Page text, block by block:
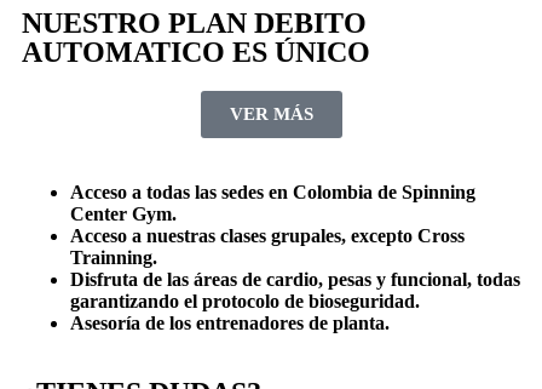
NUESTRO PLAN DEBITO
AUTOMATICO ES ÚNICO
VER MÁS
Acceso a todas las sedes en Colombia de Spinning
Center Gym.
Acceso a nuestras clases grupales, excepto Cross
Trainning.
Disfruta de las áreas de cardio, pesas y funcional, todas
garantizando el protocolo de bioseguridad.
Asesoría de los entrenadores de planta.